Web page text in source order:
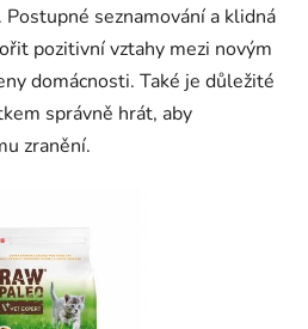
seznamování a klidná
pozitivní vztahy mezi novým
domácnosti. Také je důležité
správně hrát, aby
zranění.